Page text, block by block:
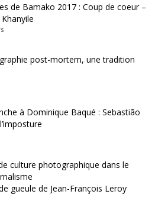
de Bamako 2017 : Coup de coeur –
post-mortem, une tradition
à Dominique Baqué : Sebastião
culture photographique dans le
gueule de Jean-François Leroy